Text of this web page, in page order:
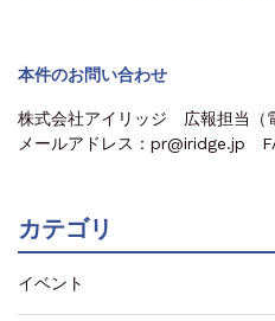
本件のお問い合わせ
株式会社アイリッジ 広報担当（
メールアドレス：pr@iridge.jp
カテゴリ
イベント